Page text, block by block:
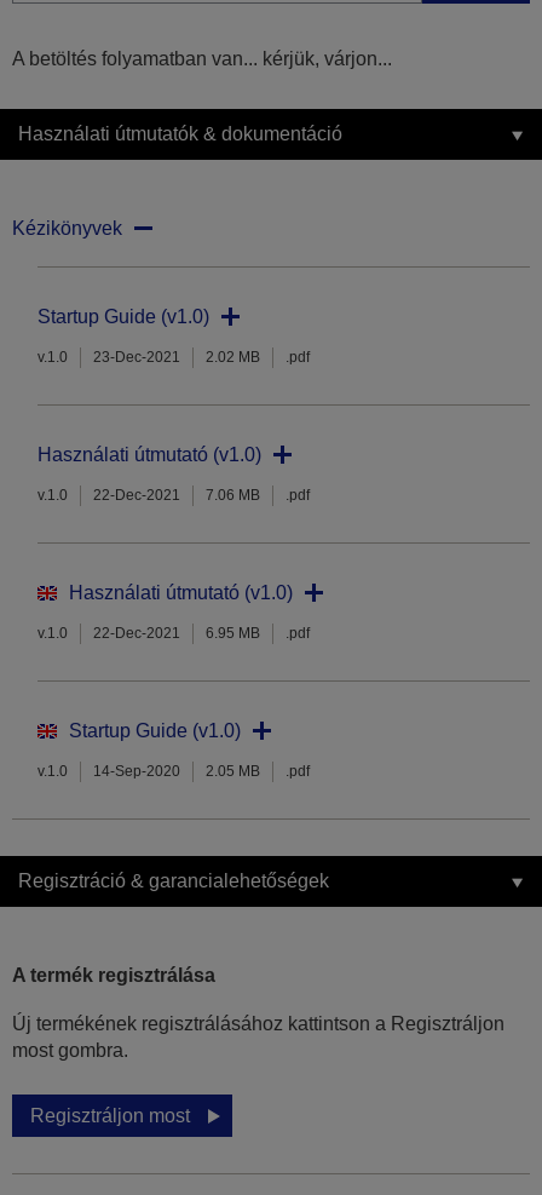
A betöltés folyamatban van... kérjük, várjon...
Használati útmutatók & dokumentáció
Kézikönyvek
Startup Guide (v1.0)
v.1.0 23-Dec-2021 2.02 MB .pdf
Használati útmutató (v1.0)
v.1.0 22-Dec-2021 7.06 MB .pdf
Használati útmutató (v1.0)
v.1.0 22-Dec-2021 6.95 MB .pdf
Startup Guide (v1.0)
v.1.0 14-Sep-2020 2.05 MB .pdf
Regisztráció & garancialehetőségek
A termék regisztrálása
Új termékének regisztrálásához kattintson a Regisztráljon
most gombra.
Regisztráljon most